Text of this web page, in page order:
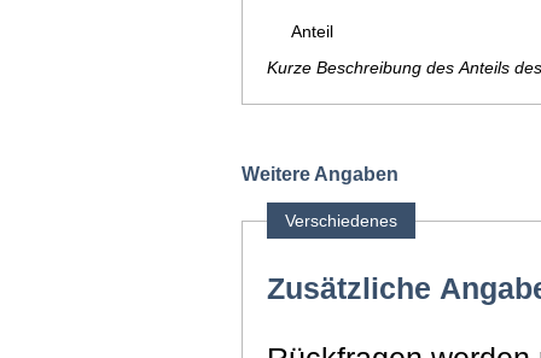
Anteil
Kurze Beschreibung des Anteils
Weitere Angaben
Verschiedenes
Zusätzliche